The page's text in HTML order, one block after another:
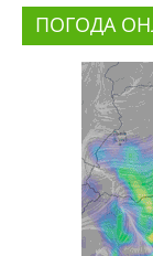
ПОГОДА